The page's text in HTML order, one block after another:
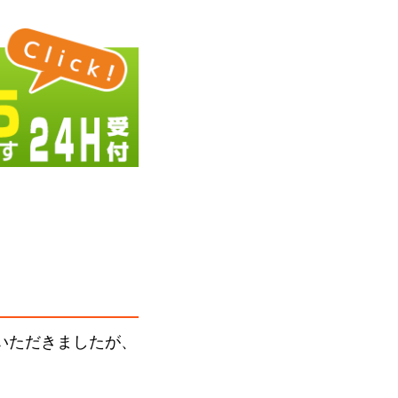
だきましたが、